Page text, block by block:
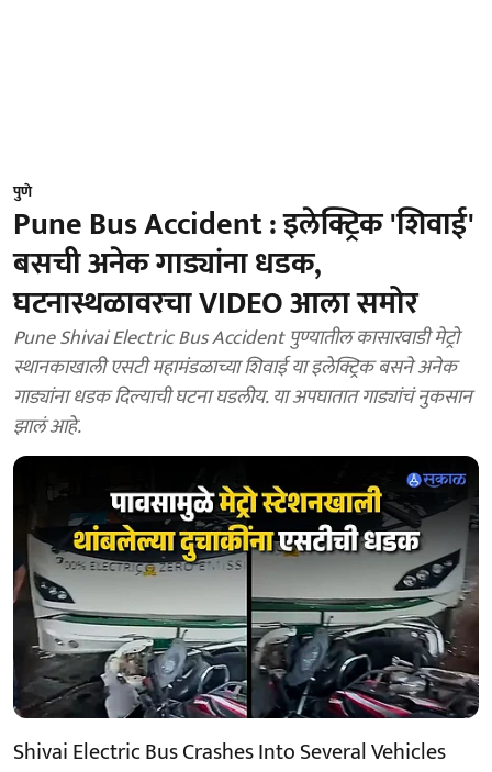
पुणे
Pune Bus Accident : इलेक्ट्रिक 'शिवाई'
बसची अनेक गाड्यांना धडक,
घटनास्थळावरचा VIDEO आला समोर
Pune Shivai Electric Bus Accident पुण्यातील कासारवाडी मेट्रो
स्थानकाखाली एसटी महामंडळाच्या शिवाई या इलेक्ट्रिक बसने अनेक
गाड्यांना धडक दिल्याची घटना घडलीय. या अपघातात गाड्यांचं नुकसान
झालं आहे.
Shivai Electric Bus Crashes Into Several Vehicles